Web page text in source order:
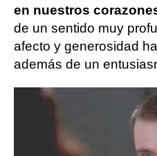
en nuestros
de un sentido muy
afecto y generosidad
además de un